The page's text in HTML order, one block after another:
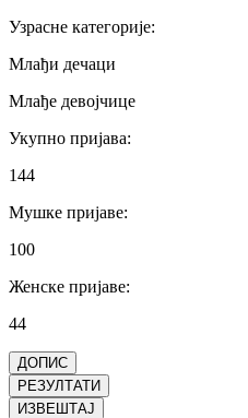
Узрасне категорије:
Млађи дечаци
Млађе девојчице
Укупно пријава:
144
Мушке пријаве:
100
Женске пријаве:
44
ДОПИС
РЕЗУЛТАТИ
ИЗВЕШТАЈ